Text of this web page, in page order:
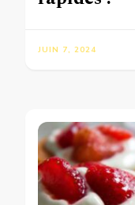
JUIN 7, 2024